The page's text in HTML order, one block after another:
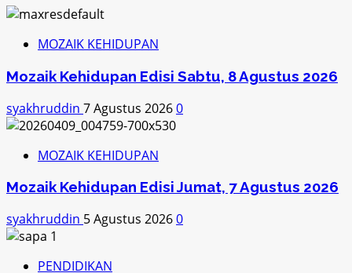
MOZAIK KEHIDUPAN
Mozaik Kehidupan Edisi Sabtu, 8 Agustus 2026
syakhruddin 7 Agustus 20260
MOZAIK KEHIDUPAN
Mozaik Kehidupan Edisi Jumat, 7 Agustus 2026
syakhruddin 5 Agustus 20260
PENDIDIKAN